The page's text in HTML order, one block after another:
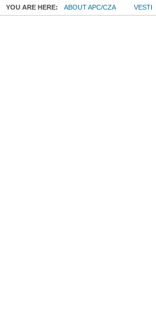
YOU ARE HERE: ABOUT APC/CZA VESTI